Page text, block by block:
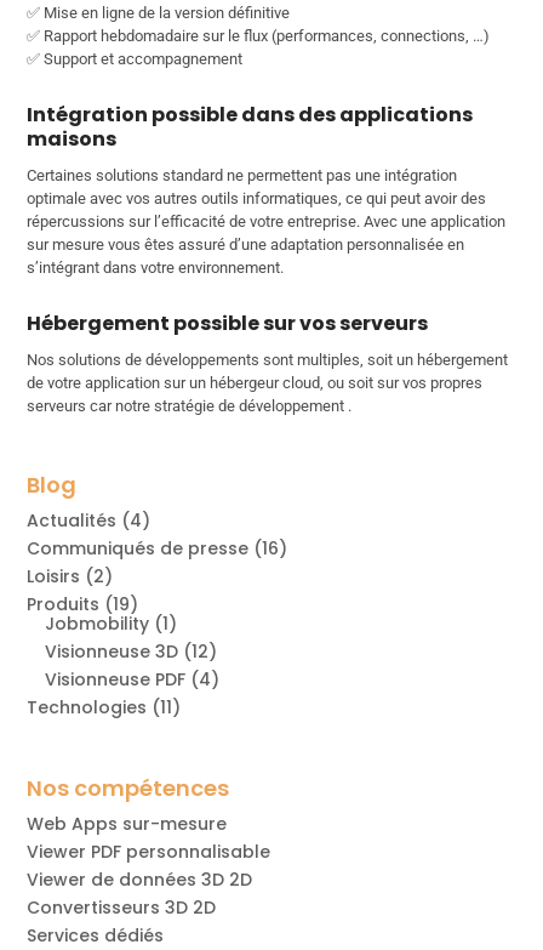
✅ Mise en ligne de la version définitive
✅ Rapport hebdomadaire sur le flux (performances, connections, …)
✅ Support et accompagnement
Intégration possible dans des applications
maisons
Certaines solutions standard ne permettent pas une intégration
optimale avec vos autres outils informatiques, ce qui peut avoir des
répercussions sur l’efficacité de votre entreprise. Avec une application
sur mesure vous êtes assuré d’une adaptation personnalisée en
s’intégrant dans votre environnement.
Hébergement possible sur vos serveurs
Nos solutions de développements sont multiples, soit un hébergement
de votre application sur un hébergeur cloud, ou soit sur vos propres
serveurs car notre stratégie de développement .
Blog
Actualités (4)
Communiqués de presse (16)
Loisirs (2)
Produits (19)
Jobmobility (1)
Visionneuse 3D (12)
Visionneuse PDF (4)
Technologies (11)
Nos compétences
Web Apps sur-mesure
Viewer PDF personnalisable
Viewer de données 3D 2D
Convertisseurs 3D 2D
Services dédiés